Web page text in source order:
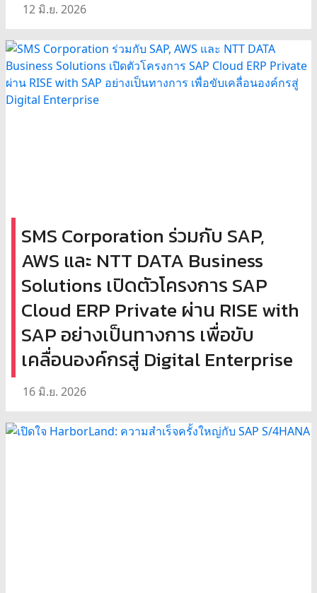
12 มิ.ย. 2026
SMS Corporation ร่วมกับ SAP,
AWS และ NTT DATA Business
Solutions เปิดตัวโครงการ SAP
Cloud ERP Private ผ่าน RISE with
SAP อย่างเป็นทางการ เพื่อขับ
เคลื่อนองค์กรสู่ Digital Enterprise
16 มิ.ย. 2026